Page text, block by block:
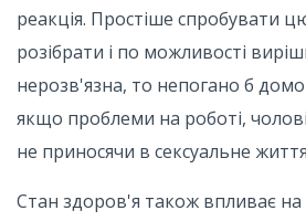
реакція. Простіше спробувати
розібрати і по можливості
нерозв'язна, то непогано б
якщо проблеми на роботі,
не приносячи в сексуальне
Стан здоров'я також впливає на